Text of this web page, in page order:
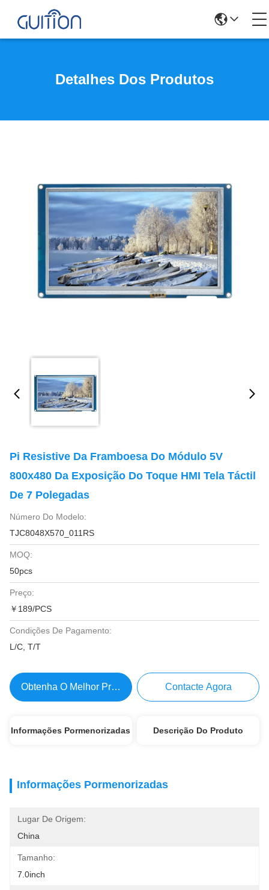
Detalhes Dos Produtos
Pi Resistive Da Framboesa Do Módulo 5V
800x480 Da Exposição Do Toque HMI Tela Táctil
De 7 Polegadas
Número Do Modelo:
TJC8048X570_011RS
MOQ:
50pcs
Preço:
￥189/PCS
Condições De Pagamento:
L/C, T/T
Obtenha O Melhor Preço Contacte Agora
Informações Pormenorizadas Descrição Do Produto
Informações Pormenorizadas
Lugar De Origem:
China
Tamanho:
7.0inch